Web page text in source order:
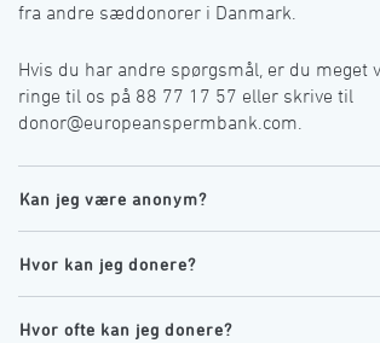
fra andre sæddonorer i Danmark.󠀲󠀥󠀦󠀳
󠀰Hvis du har andre spørgsmål, er du meget
ringe til os på 88 77 17 57 eller skrive til
donor@europeanspermbank.com󠀲󠀥󠀧󠀳.
󠀰Kan jeg være anonym?󠀲󠀥󠀨󠀳
󠀰Hvor kan jeg donere?󠀲󠀦󠀠󠀳
󠀰Hvor ofte kan jeg donere?󠀲󠀦󠀢󠀳